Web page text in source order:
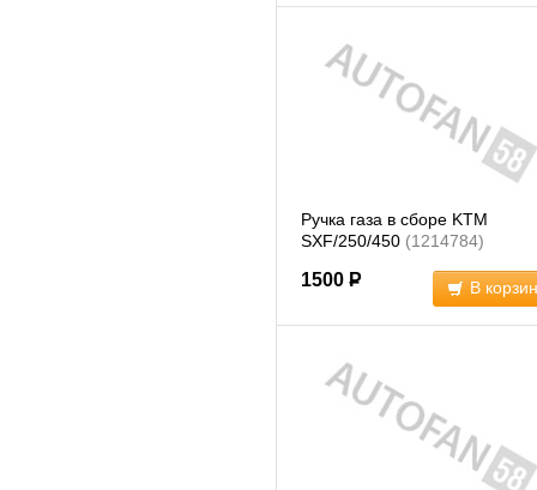
Ручка газа в сборе KTM
SXF/250/450 (1214784)
1500 Р В